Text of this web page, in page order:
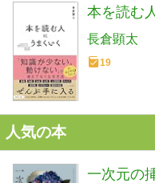
本を読む
長倉顕太
19
人気の本
一次元の